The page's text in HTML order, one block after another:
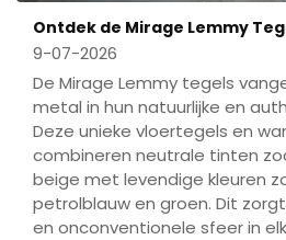
Ontdek de Mirage Lemmy
9-07-2026
De Mirage Lemmy tegels
metal in hun natuurlijke en
Deze unieke vloertegels en
combineren neutrale tinten
beige met levendige kleuren
petrolblauw en groen. Dit
en onconventionele sfeer in